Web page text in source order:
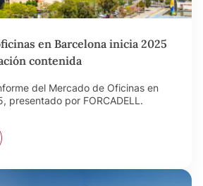
en Barcelona inicia 2025
contenida
del Mercado de Oficinas en
presentado por FORCADELL.